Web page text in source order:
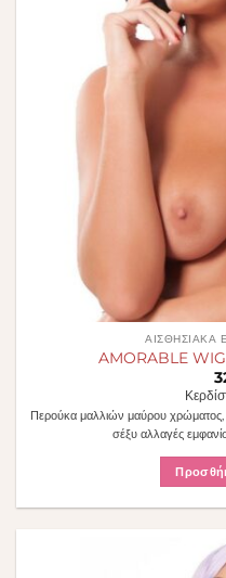
ΑΙΣΘΗΣΙΑΚΆ
AMORABLE
Περούκα μαλλιών μαύρου χρώματος, η
σέξυ αλλαγές